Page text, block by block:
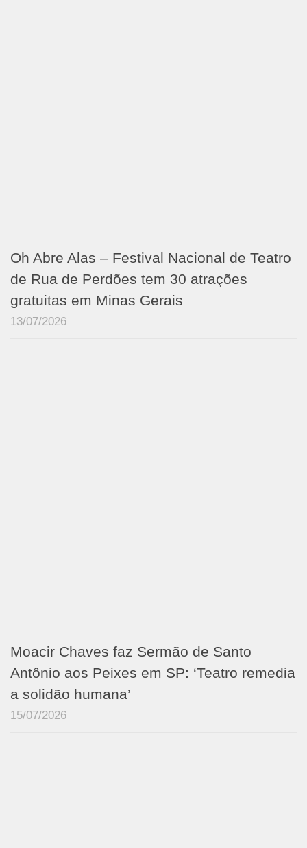
Oh Abre Alas – Festival Nacional de Teatro
de Rua de Perdões tem 30 atrações
gratuitas em Minas Gerais
13/07/2026
Moacir Chaves faz Sermão de Santo
Antônio aos Peixes em SP: ‘Teatro remedia
a solidão humana’
15/07/2026